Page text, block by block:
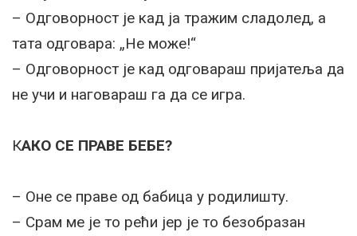
– Одговорност је кад ја тражим сладолед, а
тата одговара: „Не може!“
– Одговорност је кад одговараш пријатеља да
не учи и наговараш га да се игра.
КАКО СЕ ПРАВЕ БЕБЕ?
– Оне се праве од бабица у родилишту.
– Срам ме је то рећи јер је то безобразан